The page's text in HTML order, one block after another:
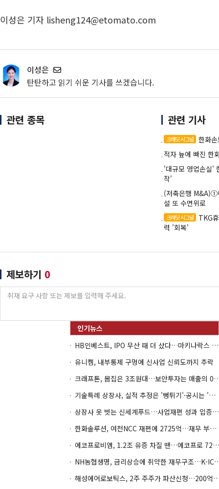
이성은 기자 lisheng124@etomato.com
이성은
탄탄하고 읽기 쉬운 기사를 쓰겠습니다.
관련 종목 관련 기사
크레딧 시그널
한화
적자 늪에 빠진 한
'대규모 영업손실'
작'
(저축은행 M&A)①
설 또 수면위로
크레딧 시그널
TKG
력 '회복'
제보하기 0
HB인베스트, IPO 무산 때 더 샀다…마키나락스 투자 2.7배 회수
유니켐, 내부통제 구멍에 신사업 신뢰도까지 추락
크래프톤, 몸집은 3조원대…
기술특례 상장사, 실적 추정은 '뻥튀기'·공시는 '누락'
상장사 옷 벗는 신세계푸드…사업재편 성과 입증할까
한화솔루션, 여천NCC 재편에 2725억…재무 부담 커지나
에코프로비엠, 1.2조 유증 차질 땐…에코프로 7270억 '독박'
NH농협생명, 금리상승에 취
해성에어로보틱스, 2주 주주가 파산